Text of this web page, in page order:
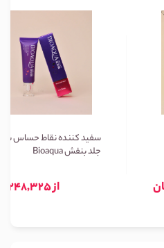
سفید کننده نقاط حساس
جلد بنفش Bioaqua
از 248,325 تومان